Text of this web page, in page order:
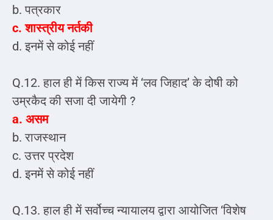
b. पत्रकार
c. शास्त्रीय नर्तकी
d. इनमें से कोई नहीं
Q.12. हाल ही में किस राज्य में ‘लव जिहाद’ के दोषी को
उम्रकैद की सजा दी जायेगी ?
a. असम
b. राजस्थान
c. उत्तर प्रदेश
d. इनमें से कोई नहीं
Q.13. हाल ही में सर्वोच्च न्यायालय द्वारा आयोजित ‘विशेष